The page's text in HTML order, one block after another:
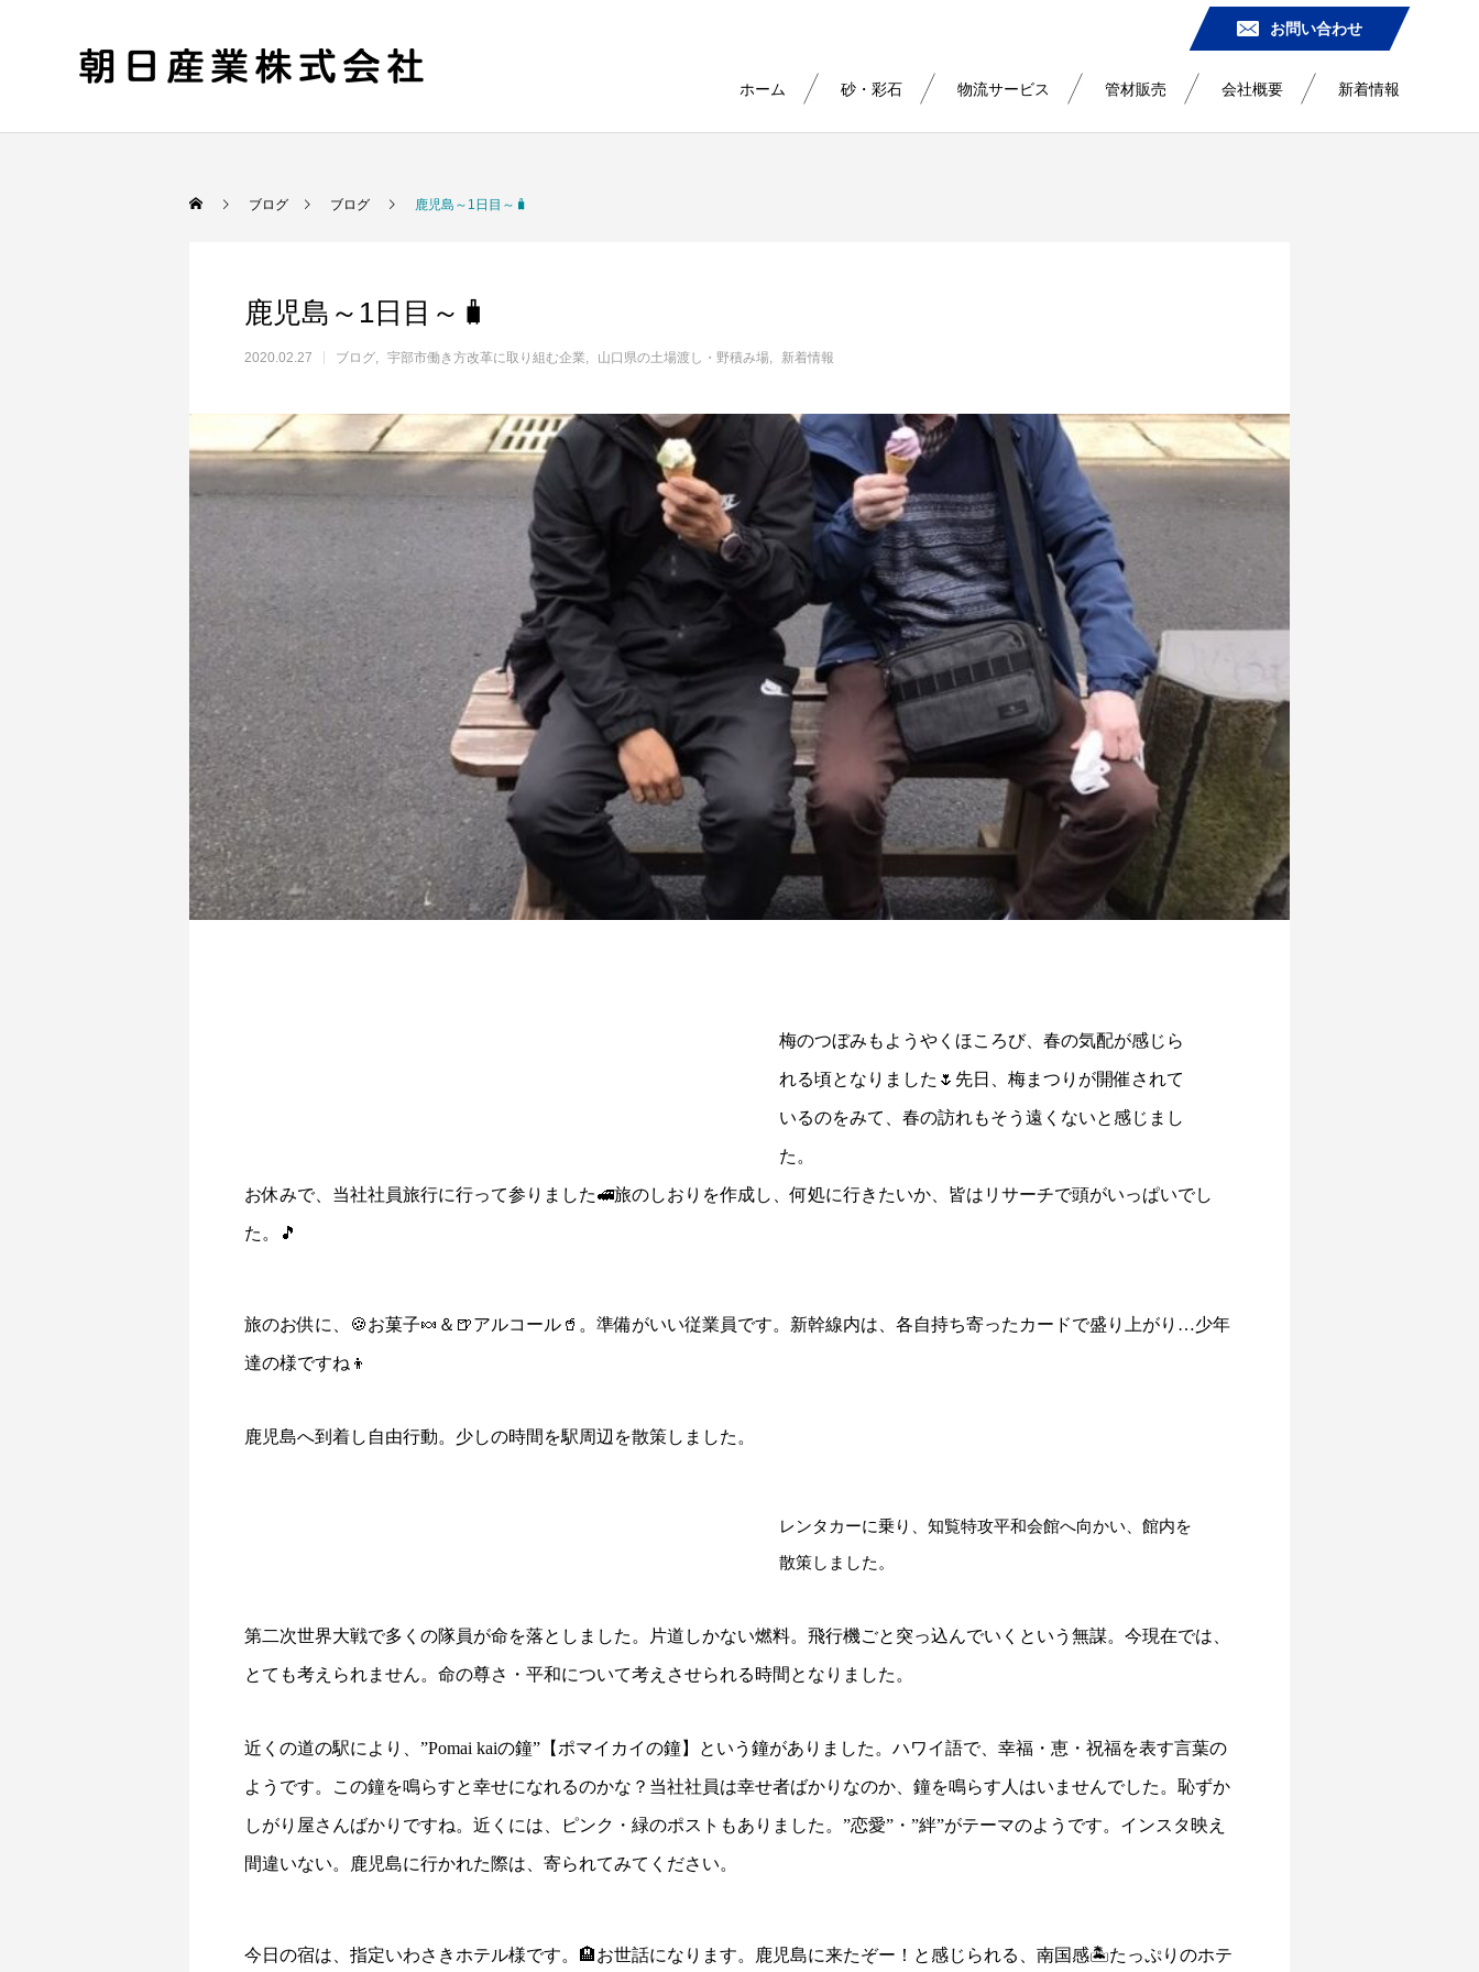
お問い合わせ
ホーム 砂・彩石 物流サービス 管材販売 会社概要 新着情報
ブログ ブログ 鹿児島～1日目～🧳
鹿児島～1日目～🧳
2020.02.27 ブログ 宇部市働き方改革に取り組む企業 山口県の土場渡し・野積み場 新着情報
梅のつぼみもようやくほころび、春の気配が感じら
れる頃となりました🌷先日、梅まつりが開催されて
いるのをみて、春の訪れもそう遠くないと感じまし
た。
お休みで、当社社員旅行に行って参りました🚅旅のしおりを作成し、何処に行きたいか、皆はリサーチで頭がいっぱいでし
た。🎵
旅のお供に、🍪お菓子🍬＆🍺アルコール🥤。準備がいい従業員です。新幹線内は、各自持ち寄ったカードで盛り上がり…少年
達の様ですね👦
鹿児島へ到着し自由行動。少しの時間を駅周辺を散策しました。
レンタカーに乗り、知覧特攻平和会館へ向かい、館内を
散策しました。
第二次世界大戦で多くの隊員が命を落としました。片道しかない燃料。飛行機ごと突っ込んでいくという無謀。今現在では、
とても考えられません。命の尊さ・平和について考えさせられる時間となりました。
近くの道の駅により、”Pomai kaiの鐘”【ポマイカイの鐘】という鐘がありました。ハワイ語で、幸福・恵・祝福を表す言葉の
ようです。この鐘を鳴らすと幸せになれるのかな？当社社員は幸せ者ばかりなのか、鐘を鳴らす人はいませんでした。恥ずか
しがり屋さんばかりですね。近くには、ピンク・緑のポストもありました。”恋愛”・”絆”がテーマのようです。インスタ映え
間違いない。鹿児島に行かれた際は、寄られてみてください。
今日の宿は、指定いわさきホテル様です。🏨お世話になります。鹿児島に来たぞー！と感じられる、南国感🏝たっぷりのホテ